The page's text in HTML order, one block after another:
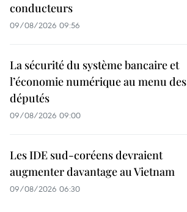
conducteurs
09/08/2026 09:56
La sécurité du système bancaire et
l’économie numérique au menu des
députés
09/08/2026 09:00
Les IDE sud-coréens devraient
augmenter davantage au Vietnam
09/08/2026 06:30